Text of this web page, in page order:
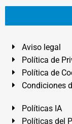
Aviso legal
Política de
Política de
Condiciones
Políticas IA
Políticas del